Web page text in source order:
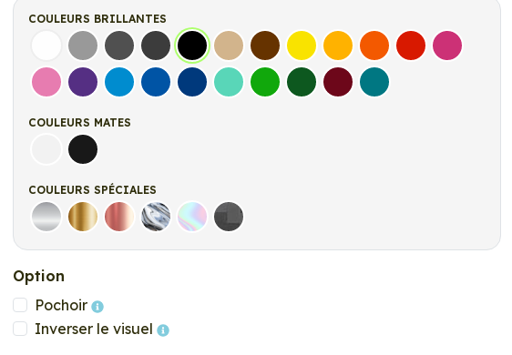
COULEURS BRILLANTES
Blanc Gris Gris FoncéGris Anthracite
Noir Beige Marron Jaune ClairJaune Foncé
OrangeRouge Fuchsia
Rose Violet Bleu clairBleu MoyenBleu FoncéBleu VertVert clairVert FoncéBordeauxTurquoise
COULEURS MATES
Blanc matNoir Mat
COULEURS SPÉCIALES
Argent Or Rose Gold
ChromeHolographique
Carbone Noir
Option
Pochoir
Inverser le visuel